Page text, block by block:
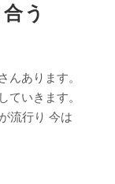
う
あります。
いきます。
流行り 今は